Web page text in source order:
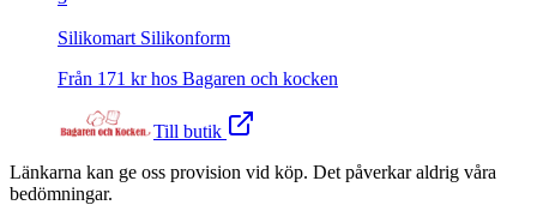
Silikomart Silikonform
Från 171 kr hos Bagaren och kocken
Till butik
Länkarna kan ge oss provision vid köp. Det påverkar aldrig våra
bedömningar.